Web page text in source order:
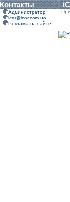
Контакты
Администратор
icar@icar.com.ua
Реклама на сайте